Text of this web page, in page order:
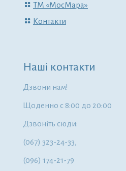
ТМ «МосМара»
Контакти
Наші контакти
Дзвони нам!
Щоденно с 8:00 до 20:00
Дзвоніть сюди:
(067) 323-24-33,
(096) 174-21-79